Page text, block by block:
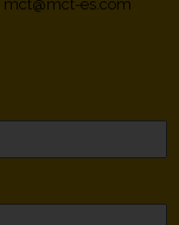
mct@mct-es.com